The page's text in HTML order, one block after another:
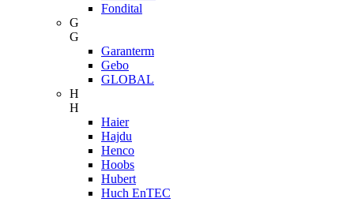
Fondital
G
G
Garanterm
Gebo
GLOBAL
H
H
Haier
Hajdu
Henco
Hoobs
Hubert
Huch EnTEC